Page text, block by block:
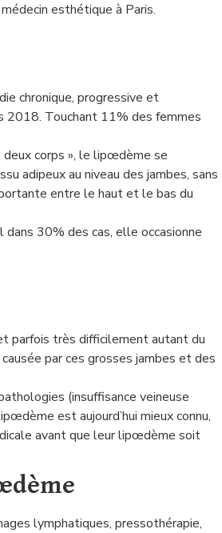
esthétique à Paris.
chronique, progressive et
2018. Touchant 11% des femmes
corps », le lipœdème se
adipeux au niveau des jambes, sans
entre le haut et le bas du
30% des cas, elle occasionne
parfois très difficilement autant du
par ces grosses jambes et des
(insuffisance veineuse
est aujourd’hui mieux connu,
avant que leur lipœdème soit
lymphatiques, pressothérapie,